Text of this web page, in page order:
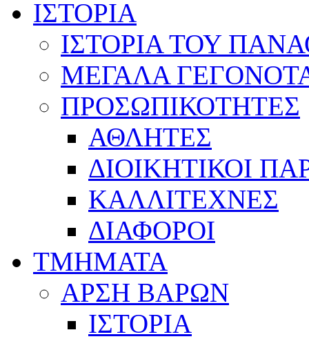
ΙΣΤΟΡΙΑ
ΙΣΤΟΡΙΑ ΤΟΥ
ΜΕΓΑΛΑ
ΠΡΟΣΩΠΙΚΟΤΗΤΕΣ
ΑΘΛΗΤΕΣ
ΔΙΟΙΚΗΤΙΚΟΙ
ΚΑΛΛΙΤΕΧΝΕΣ
ΔΙΑΦΟΡΟΙ
ΤΜΗΜΑΤΑ
ΑΡΣΗ ΒΑΡΩΝ
ΙΣΤΟΡΙΑ